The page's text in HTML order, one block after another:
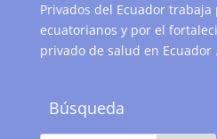
Privados del Ecuador
ecuatorianos y por el
privado de salud en Ecuador .
Búsqueda